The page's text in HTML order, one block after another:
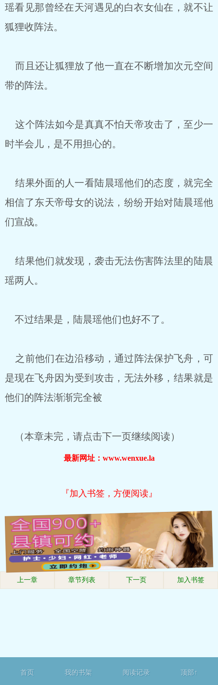
瑶看见那曾经在天河遇见的白衣女仙在，就不让
狐狸收阵法。
而且还让狐狸放了他一直在不断增加次元空间
带的阵法。
这个阵法如今是真真不怕天帝攻击了，至少一
时半会儿，是不用担心的。
结果外面的人一看陆晨瑶他们的态度，就完全
相信了东天帝母女的说法，纷纷开始对陆晨瑶他
们宣战。
结果他们就发现，袭击无法伤害阵法里的陆晨
瑶两人。
不过结果是，陆晨瑶他们也好不了。
之前他们在边沿移动，通过阵法保护飞舟，可
是现在飞舟因为受到攻击，无法外移，结果就是
他们的阵法渐渐完全被
（本章未完，请点击下一页继续阅读）
最新网址：www.wenxue.la
『加入书签，方便阅读』
上一章 章节列表 下一页 加入书签
首页 我的书架 阅读记录 顶部↑